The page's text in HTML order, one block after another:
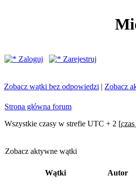
Zaloguj
Zarejestruj
Zobacz wątki bez odpowiedzi | Zobacz
Strona główna forum
Wszystkie czasy w strefie UTC + 2 [
Zobacz aktywne wątki
Wątki Autor